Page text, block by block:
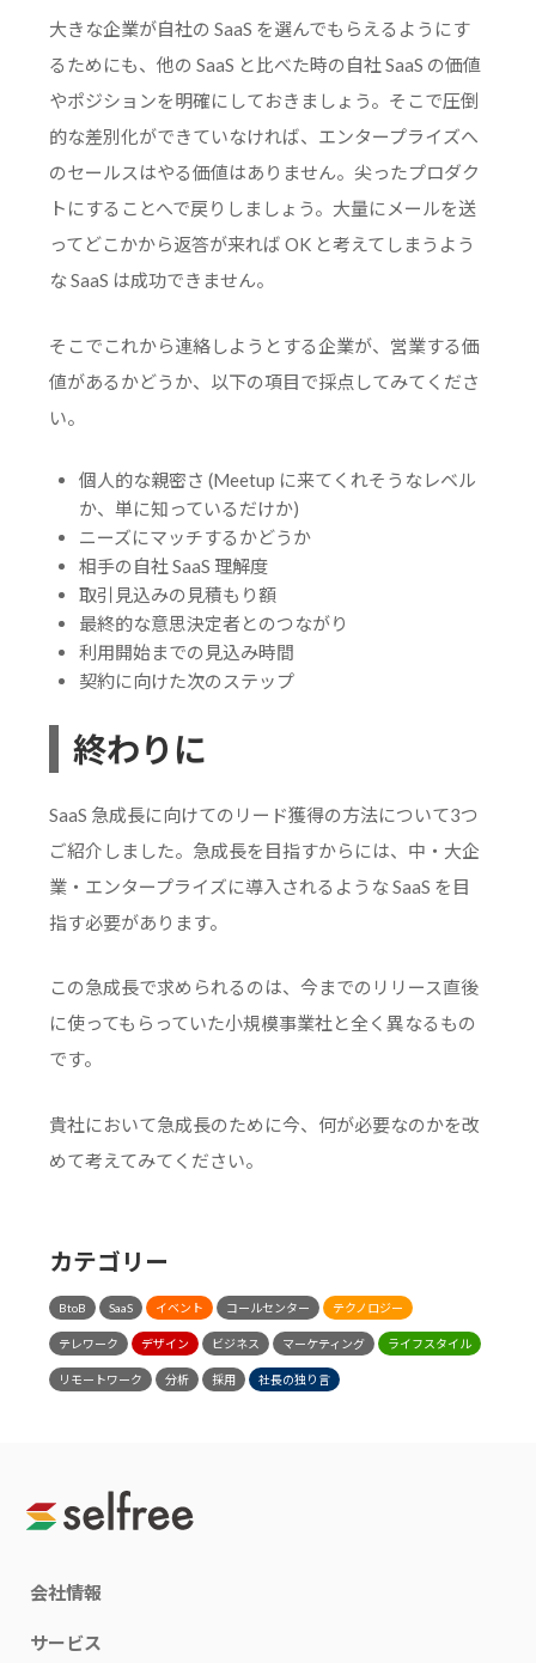
大きな企業が自社の SaaS を選んでもらえるようにす
るためにも、他の SaaS と比べた時の自社 SaaS の価値
やポジションを明確にしておきましょう。そこで圧倒
的な差別化ができていなければ、エンタープライズへ
のセールスはやる価値はありません。尖ったプロダク
トにすることへで戻りしましょう。大量にメールを送
ってどこかから返答が来れば OK と考えてしまうよう
な SaaS は成功できません。
そこでこれから連絡しようとする企業が、営業する価
値があるかどうか、以下の項目で採点してみてくださ
い。
個人的な親密さ (Meetup に来てくれそうなレベル
か、単に知っているだけか)
ニーズにマッチするかどうか
相手の自社 SaaS 理解度
取引見込みの見積もり額
最終的な意思決定者とのつながり
利用開始までの見込み時間
契約に向けた次のステップ
終わりに
SaaS 急成長に向けてのリード獲得の方法について3つ
ご紹介しました。急成長を目指すからには、中・大企
業・エンタープライズに導入されるような SaaS を目
指す必要があります。
この急成長で求められるのは、今までのリリース直後
に使ってもらっていた小規模事業社と全く異なるもの
です。
貴社において急成長のために今、何が必要なのかを改
めて考えてみてください。
カテゴリー
BtoB SaaS イベント コールセンター テクノロジー
テレワーク デザイン ビジネス マーケティング ライフスタイル
リモートワーク 分析 採用 社長の独り言
会社情報
サービス